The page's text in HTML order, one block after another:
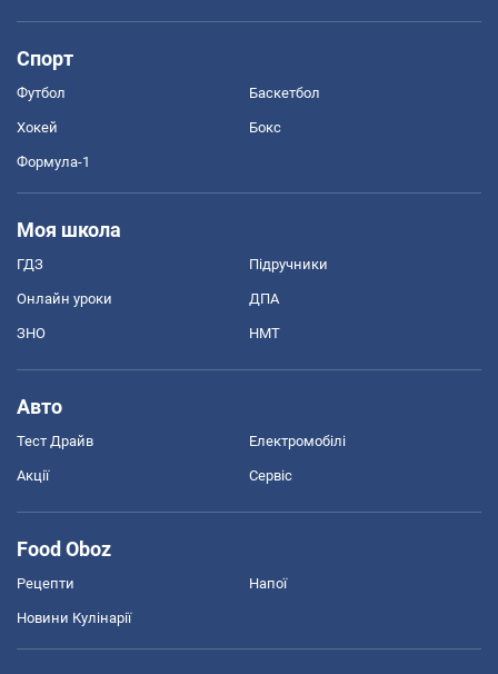
Спорт
Футбол Баскетбол
Хокей Бокс
Формула-1
Моя школа
ГДЗ Підручники
Онлайн уроки ДПА
ЗНО НМТ
Авто
Тест Драйв Електромобілі
Акції Сервіс
Food Oboz
Рецепти Напої
Новини Кулінарії